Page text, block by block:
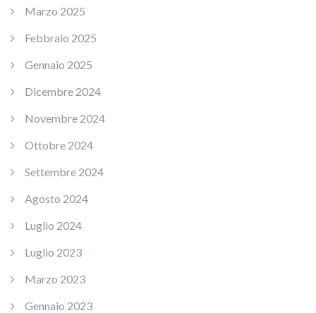
Marzo 2025
Febbraio 2025
Gennaio 2025
Dicembre 2024
Novembre 2024
Ottobre 2024
Settembre 2024
Agosto 2024
Luglio 2024
Luglio 2023
Marzo 2023
Gennaio 2023